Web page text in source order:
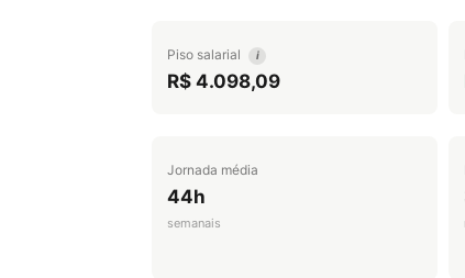
Piso salarial i
R$ 4.098,09
Jornada média
44h
semanais